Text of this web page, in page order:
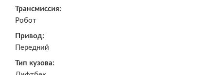
Трансмиссия:
Робот
Привод:
Передний
Тип кузова: